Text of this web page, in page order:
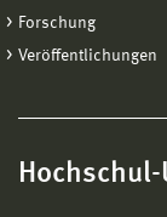
Forschung
Veröffentlichungen